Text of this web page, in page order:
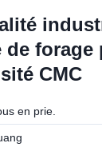
forage
CMC
en prie.